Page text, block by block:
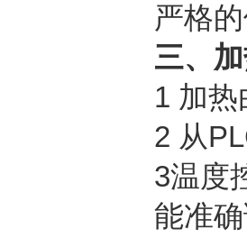
严格
三、
1 加
2 从
3温度
能准